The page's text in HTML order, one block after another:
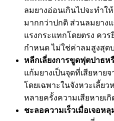
ลมยางอ่อนเกินไปจะทำใ
มากกว่าปกติ ส่วนลมยาง
แรงกระแทกโดยตรง คว
กำหนด ไม่ใช่ค่าลมสูงสุด
หลีกเลี่ยงการขูดฟุตปาธห
แก้มยางเป็นจุดที่เสียหาย
โดยเฉพาะในจังหวะเลี้ย
หลายครั้งความเสียหายเ
ชะลอความเร็วเมื่อเจอห